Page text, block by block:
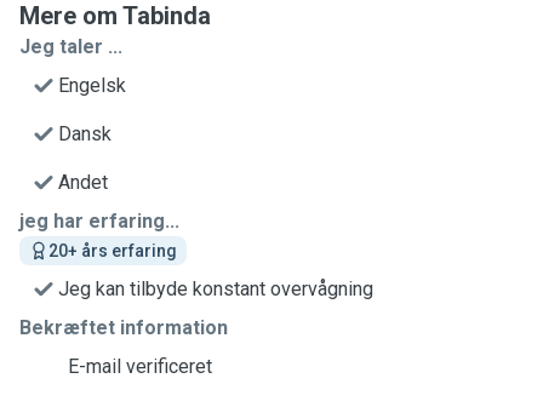
Mere om Tabinda
Jeg taler ...
Engelsk
Dansk
Andet
jeg har erfaring...
20+ års erfaring
Jeg kan tilbyde konstant overvågning
Bekræftet information
E-mail verificeret